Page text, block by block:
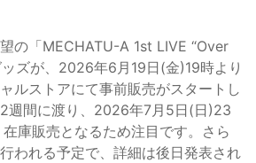
の「MECHATU-A 1st LIVE “Over
ズが、2026年6月19日(金)19時より
ルストアにて事前販売がスタートし
週間に渡り、2026年7月5日(日)23
庫販売となるため注目です。さら
われる予定で、詳細は後日発表され